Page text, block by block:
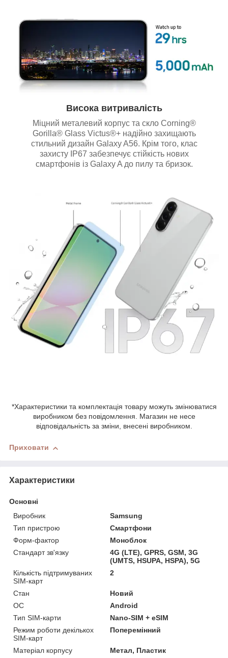
Висока витривалість
Міцний металевий корпус та скло Corning®
Gorilla® Glass Victus®+ надійно захищають
стильний дизайн Galaxy A56. Крім того, клас
захисту IP67 забезпечує стійкість нових
смартфонів із Galaxy A до пилу та бризок.
*Характеристики та комплектація товару можуть змінюватися
виробником без повідомлення. Магазин не несе
відповідальність за зміни, внесені виробником.
Приховати
Характеристики
Основні
Виробник
Samsung
Тип пристрою
Смартфони
Форм-фактор
Моноблок
Стандарт зв'язку
4G (LTE), GPRS, GSM, 3G
(UMTS, HSUPA, HSPA), 5G
Кількість підтримуваних
SIM-карт
2
Стан
Новий
ОС
Android
Тип SIM-карти
Nano-SIM + eSIM
Режим роботи декількох
SIM-карт
Поперемінний
Матеріал корпусу
Метал, Пластик